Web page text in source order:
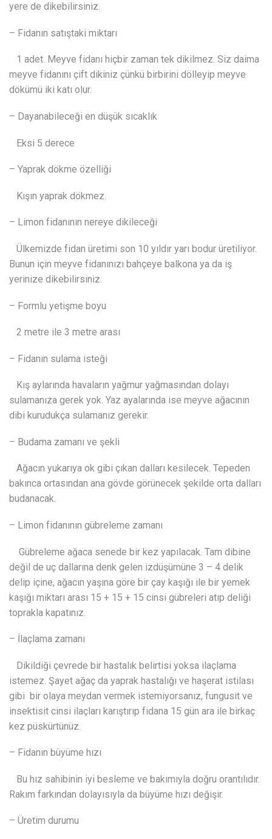
yere de dikebilirsiniz.
– Fidanın satıştaki miktarı
1 adet. Meyve fidanı hiçbir zaman tek dikilmez. Siz daima
meyve fidanını çift dikiniz çünkü birbirini dölleyip meyve
dökümü iki katı olur.
– Dayanabileceği en düşük sıcaklık
Eksi 5 derece
– Yaprak dökme özelliği
Kışın yaprak dökmez.
– Limon fidanının nereye dikileceği
Ülkemizde fidan üretimi son 10 yıldır yarı bodur üretiliyor.
Bunun için meyve fidanınızı bahçeye balkona ya da iş
yerinize dikebilirsiniz.
– Formlu yetişme boyu
2 metre ile 3 metre arası
– Fidanın sulama isteği
Kış aylarında havaların yağmur yağmasından dolayı
sulamanıza gerek yok. Yaz ayalarında ise meyve ağacının
dibi kurudukça sulamanız gerekir.
– Budama zamanı ve şekli
Ağacın yukarıya ok gibi çıkan dalları kesilecek. Tepeden
bakınca ortasından ana gövde görünecek şekilde orta dalları
budanacak.
– Limon fidanının gübreleme zamanı
Gübreleme ağaca senede bir kez yapılacak. Tam dibine
değil de uç dallarına denk gelen izdüşümüne 3 – 4 delik
delip içine, ağacın yaşına göre bir çay kaşığı ile bir yemek
kaşığı miktarı arası 15 + 15 + 15 cinsi gübreleri atıp deliği
toprakla kapatınız.
– İlaçlama zamanı
Dikildiği çevrede bir hastalık belirtisi yoksa ilaçlama
istemez. Şayet ağaç da yaprak hastalığı ve haşerat istilası
gibi bir olaya meydan vermek istemiyorsanız, fungusit ve
insektisit cinsi ilaçları karıştırıp fidana 15 gün ara ile birkaç
kez püskürtünüz.
– Fidanın büyüme hızı
Bu hız sahibinin iyi besleme ve bakımıyla doğru orantılıdır.
Rakım farkından dolayısıyla da büyüme hızı değişir.
– Üretim durumu